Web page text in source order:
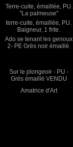
Terre-cuite, émaillée, PU.
"La palmeuse"
terre-cuite, émaillée, PU.
Baigneur, 1 frite.
Ado se tenant les genoux
2- PE Grès noir émaillé.
Sur le plongeoir - PU -
Grès émaillé VENDU
Amatrice d'Art